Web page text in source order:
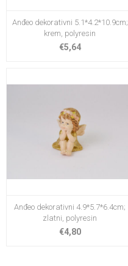
Anđeo dekorativni 5.1*4.2*10.9cm;
krem, polyresin
€5,64
Anđeo dekorativni 4.9*5.7*6.4cm;
zlatni, polyresin
€4,80